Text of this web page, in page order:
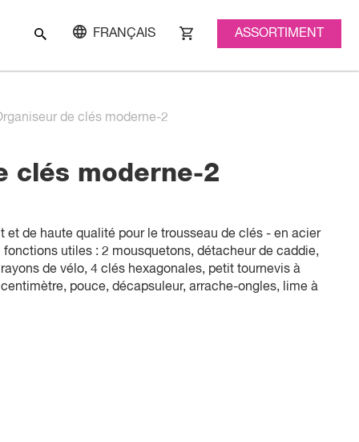
FRANÇAIS ASSORTIMENT
de clés moderne-2
clés moderne-2
de haute qualité pour le trousseau de clés - en acier
utiles : 2 mousquetons, détacheur de caddie,
de vélo, 4 clés hexagonales, petit tournevis à
pouce, décapsuleur, arrache-ongles, lime à